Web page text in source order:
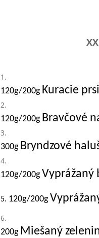
120g/200g Kuracie
120g/200g Bravčové
300g Bryndzové
120g/200gVyprážaný
5. 120g/200g
200g Miešaný